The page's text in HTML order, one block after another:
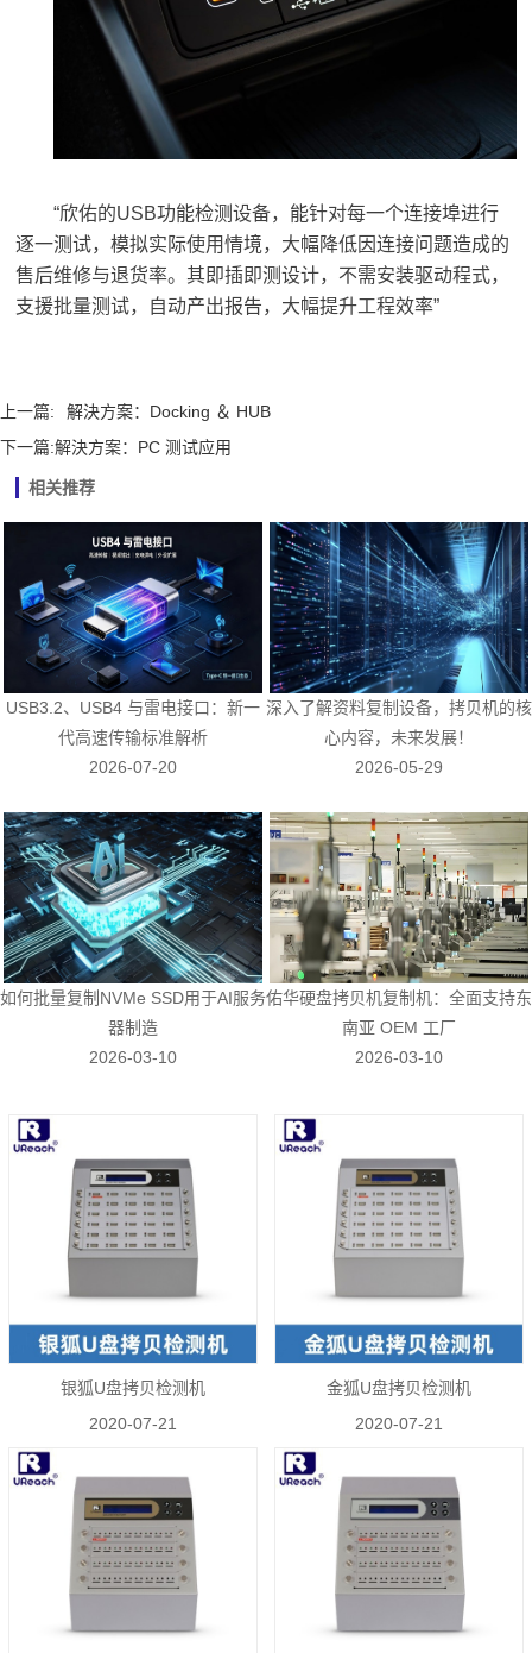
“欣佑的USB功能检测设备，能针对每一个连接埠进行
逐一测试，模拟实际使用情境，大幅降低因连接问题造成的
售后维修与退货率。其即插即测设计，不需安装驱动程式，
支援批量测试，自动产出报告，大幅提升工程效率”
上一篇:
解決方案：Docking ＆ HUB
下一篇:解決方案：PC 测试应用
相关推荐
USB3.2、USB4 与雷电接口：新一
代高速传输标准解析
2026-07-20
深入了解资料复制设备，拷贝机的核
心内容，未来发展！
2026-05-29
如何批量复制NVMe SSD用于AI服务
器制造
2026-03-10
佑华硬盘拷贝机复制机：全面支持东
南亚 OEM 工厂
2026-03-10
​银狐U盘拷贝检测机
2020-07-21
金狐U盘拷贝检测机
2020-07-21